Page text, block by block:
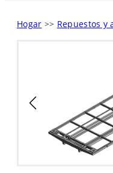
Hogar >> Repuestos y